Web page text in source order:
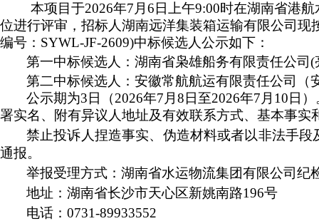
本项目于2026年7月6日上午9:00时在湖南省港航
位进行评审，招标人湖南远洋集装箱运输有限公司现
编号：SYWL-JF-2609)中标候选人公示如下：
第一中标候选人：湖南省枭雄船务有限责任公司(
第二中标候选人：安徽常航航运有限责任公司（
公示期为3日（2026年7月8日至2026年7月10日
署实名、附有异议人地址及有效联系方式、基本事实
禁止投诉人捏造事实、伪造材料或者以非法手
通报。
举报受理方式：湖南省水运物流集团有限公司纪
地址：湖南省长沙市天心区新姚南路196号
电话：0731-89933552